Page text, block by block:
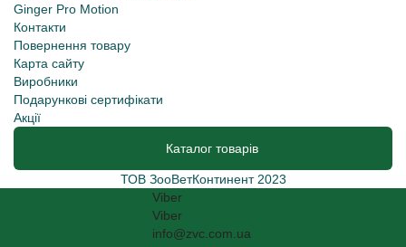
Ginger Pro Motion
Контакти
Повернення товару
Карта сайту
Виробники
Подарункові сертифікати
Акції
Каталог товарів
ТОВ ЗооВетКонтинент 2023
Viber
Viber
info@zvc.com.ua